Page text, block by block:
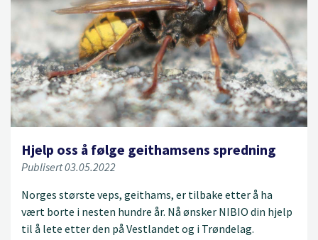
Hjelp oss å følge geithamsens spredning
Publisert 03.05.2022
Norges største veps, geithams, er tilbake etter å ha
vært borte i nesten hundre år. Nå ønsker NIBIO din hjelp
til å lete etter den på Vestlandet og i Trøndelag.